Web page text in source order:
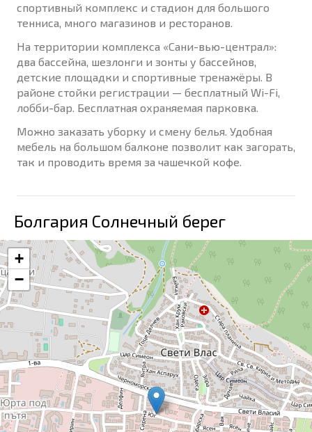
спортивный комплекс и стадион для большого
тенниса, много магазинов и ресторанов.
На территории комплекса «Сани-вью-централ»:
два бассейна, шезлонги и зонты у бассейнов,
детские площадки и спортивные тренажёры. В
районе стойки регистрации — бесплатный Wi-Fi,
лобби-бар. Бесплатная охраняемая парковка.
Можно заказать уборку и смену белья. Удобная
мебель на большом балконе позволит как загорать,
так и проводить время за чашечкой кофе.
Болгария Солнечный берег
+
−